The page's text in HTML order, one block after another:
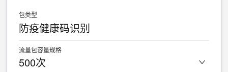
包类型
防疫健康码识别
流量包容量规格
500次